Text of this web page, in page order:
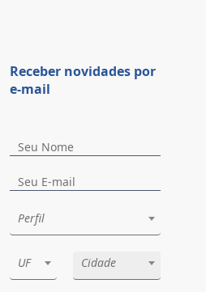
Receber novidades por
e-mail
Perfil
UF Cidade